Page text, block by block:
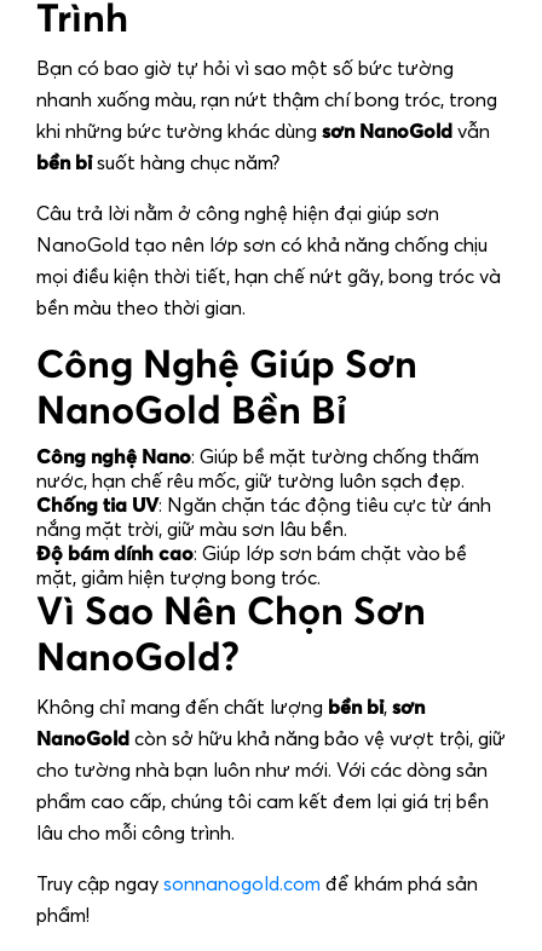
Trình
Bạn có bao giờ tự hỏi vì sao một số bức tường
nhanh xuống màu, rạn nứt thậm chí bong tróc, trong
khi những bức tường khác dùng sơn NanoGold vẫn
bền bỉsuốt hàng chục năm?
Câu trả lời nằm ở công nghệ hiện đại giúp sơn
NanoGold tạo nên lớp sơn có khả năng chống chịu
mọi điều kiện thời tiết, hạn chế nứt gãy, bong tróc và
bền màu theo thời gian.
Công Nghệ Giúp Sơn
NanoGold Bền Bỉ
Công nghệ Nano: Giúp bề mặt tường chống thấm
nước, hạn chế rêu mốc, giữ tường luôn sạch đẹp.
Chống tia UV: Ngăn chặn tác động tiêu cực từ ánh
nắng mặt trời, giữ màu sơn lâu bền.
Độ bám dính cao: Giúp lớp sơn bám chặt vào bề
mặt, giảm hiện tượng bong tróc.
Vì Sao Nên Chọn Sơn
NanoGold?
Không chỉ mang đến chất lượng bền bỉ, sơn
NanoGold còn sở hữu khả năng bảo vệ vượt trội, giữ
cho tường nhà bạn luôn như mới. Với các dòng sản
phẩm cao cấp, chúng tôi cam kết đem lại giá trị bền
lâu cho mỗi công trình.
Truy cập ngay sonnanogold.com để khám phá sản
phẩm!